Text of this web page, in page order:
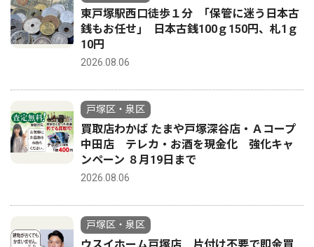
東戸塚駅西口徒歩１分 ｢保管に迷う日本古
銭もお任せ｣ 日本古銭100ｇ150円、札1ｇ
10円
2026.08.06
戸塚区・泉区
買取店わかば たまや戸塚深谷店・Ａコープ
中田店 テレカ・お酒を現金化 強化キャ
ンペーン ８月19日まで
2026.08.06
戸塚区・泉区